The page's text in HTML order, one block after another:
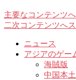
主要なコンテンツ
二次コンテンツへ
ニュース
アジアのゲー
海賊版
中国本土